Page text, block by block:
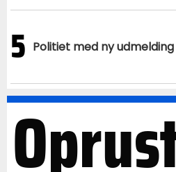
5 Politiet med ny